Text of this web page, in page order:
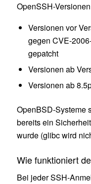
OpenSSH-
Versionen vor
gegen CVE-
gepatcht
Versionen ab
Versionen ab
OpenBSD-Systeme
bereits ein
wurde (glibc wird
Wie funktioniert
Bei jeder SSH-